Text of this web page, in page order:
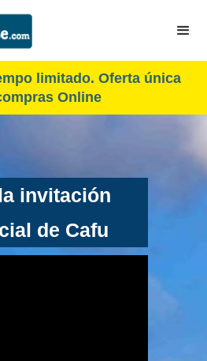
limitado. Oferta única
Online
invitación
de Cafu